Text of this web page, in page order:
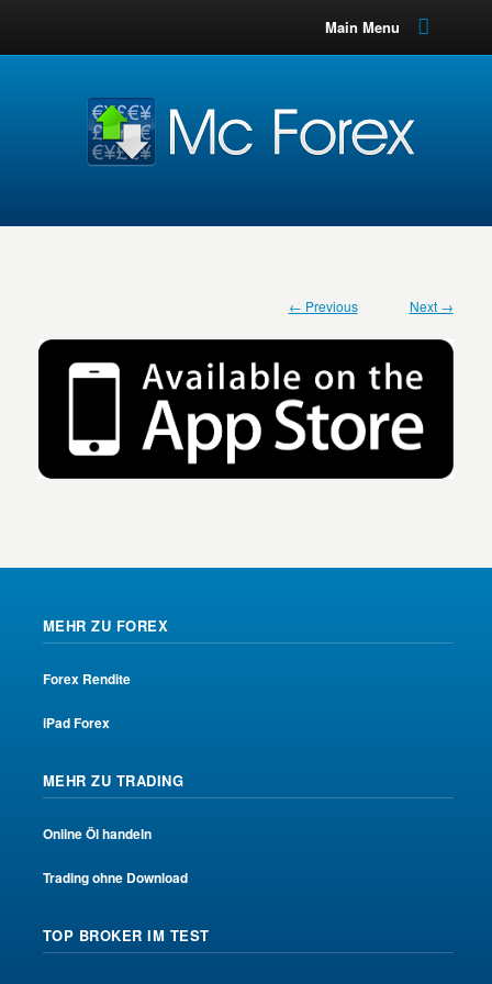
Main Menu
← Previous Next →
MEHR ZU FOREX
Forex Rendite
iPad Forex
MEHR ZU TRADING
Online Öl handeln
Trading ohne Download
TOP BROKER IM TEST